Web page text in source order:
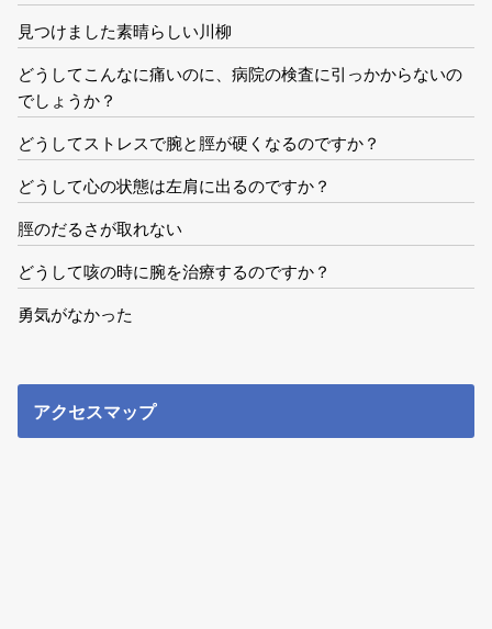
見つけました素晴らしい川柳
どうしてこんなに痛いのに、病院の検査に引っかからないの
でしょうか？
どうしてストレスで腕と脛が硬くなるのですか？
どうして心の状態は左肩に出るのですか？
脛のだるさが取れない
どうして咳の時に腕を治療するのですか？
勇気がなかった
アクセスマップ